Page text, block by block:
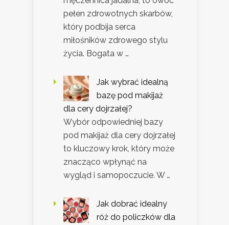
pełen zdrowotnych skarbów,
który podbija serca
miłośników zdrowego stylu
życia. Bogata w …
Jak wybrać idealną
bazę pod makijaż
dla cery dojrzałej?
Wybór odpowiedniej bazy
pod makijaż dla cery dojrzałej
to kluczowy krok, który może
znacząco wpłynąć na
wygląd i samopoczucie. W …
Jak dobrać idealny
róż do policzków dla